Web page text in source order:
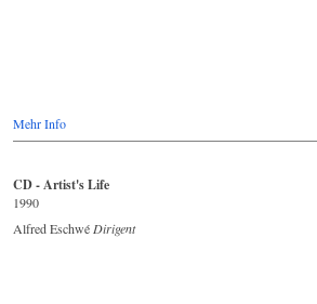
Mehr Info
CD - Artist's Life
1990
Alfred Eschwé Dirigent